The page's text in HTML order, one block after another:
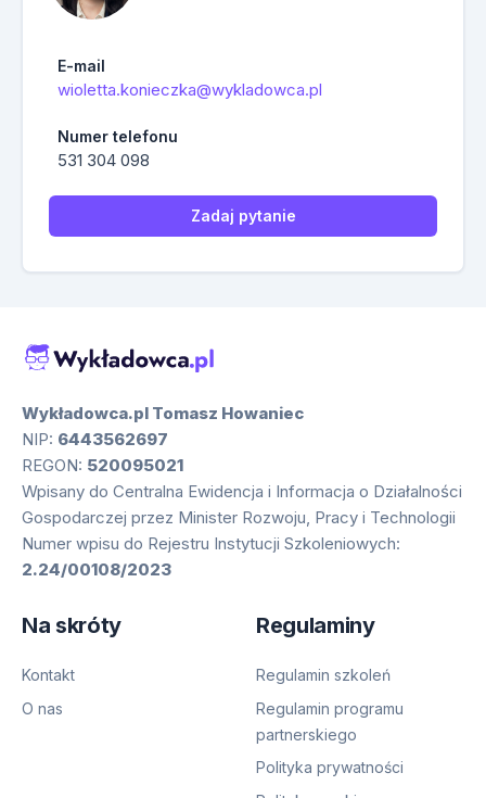
E-mail
wioletta.konieczka@wykladowca.pl
Numer telefonu
531 304 098
Zadaj pytanie
Wykładowca.pl Tomasz Howaniec
NIP: 6443562697
REGON: 520095021
Wpisany do Centralna Ewidencja i Informacja o Działalności
Gospodarczej przez Minister Rozwoju, Pracy i Technologii
Numer wpisu do Rejestru Instytucji Szkoleniowych:
2.24/00108/2023
Na skróty
Kontakt
O nas
Regulaminy
Regulamin szkoleń
Regulamin programu
partnerskiego
Polityka prywatności